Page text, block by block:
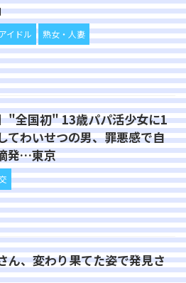
イドル 熟女・人妻
"全国初" 13歳パパ活少女に1
てわいせつの男、罪悪感で自
発…東京
ん、変わり果てた姿で発見さ